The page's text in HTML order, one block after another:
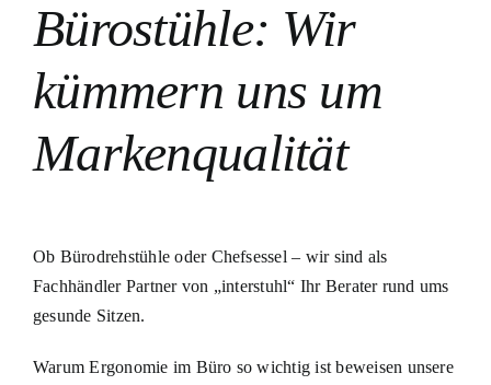
Bürostühle: Wir
kümmern uns um
Markenqualität
Ob Bürodrehstühle oder Chefsessel – wir sind als
Fachhändler Partner von „interstuhl“ Ihr Berater rund ums
gesunde Sitzen.
Warum Ergonomie im Büro so wichtig ist beweisen unsere